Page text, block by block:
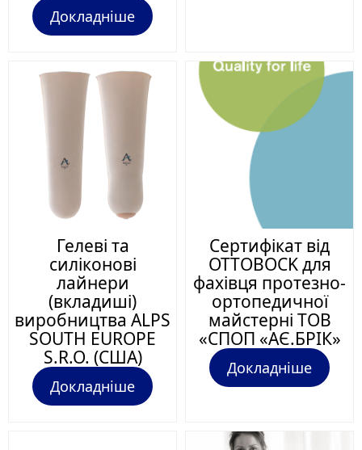
Докладніше
Гелеві та
силіконові
лайнери
(вкладиші)
виробництва ALPS
SOUTH EUROPE
S.R.O. (США)
Докладніше
Сертифікат від
ОТТОBOCK для
фахівця протезно-
ортопедичної
майстерні ТОВ
«СПОП «АЄ.БРІК»
Докладніше